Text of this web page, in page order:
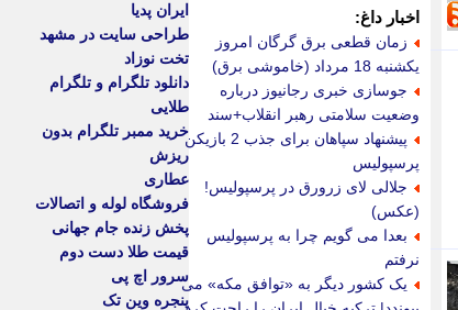
اخبار داغ:
زمان قطعی برق گرگان امروز
یکشنبه 18 مرداد (خاموشی برق)
جوسازی خبری رجانیوز درباره
وضعیت سلامتی رهبر انقلاب+سند
پیشنهاد سپاهان برای جذب 2 بازیکن
پرسپولیس
جلالی لای زرورق در پرسپولیس!
(عکس)
بعدا می گویم چرا به پرسپولیس
نرفتم
یک کشور دیگر به «توافق مکه» می
ایران پدیا
طراحی سایت در مشهد
تخت نوزاد
دانلود تلگرام و تلگرام
طلایی
خرید ممبر تلگرام بدون
ریزش
عطاری
فروشگاه لوله و اتصالات
پخش زنده جام جهانی
قیمت طلا دست دوم
سرور اچ پی
پنجره وین تک